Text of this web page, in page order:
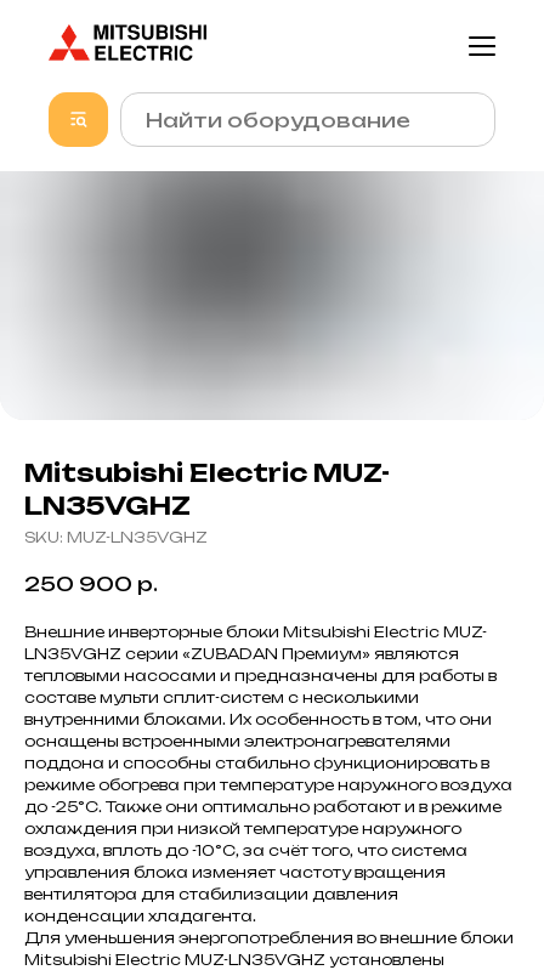
Mitsubishi Electric MUZ-
LN35VGHZ
SKU: MUZ-LN35VGHZ
250 900 р.
Внешние инверторные блоки Mitsubishi Electric MUZ-
LN35VGHZ серии «ZUBADAN Премиум» являются
тепловыми насосами и предназначены для работы в
составе мульти сплит-систем с несколькими
внутренними блоками. Их особенность в том, что они
оснащены встроенными электронагревателями
поддона и способны стабильно функционировать в
режиме обогрева при температуре наружного воздуха
до -25°С. Также они оптимально работают и в режиме
охлаждения при низкой температуре наружного
воздуха, вплоть до -10°С, за счёт того, что система
управления блока изменяет частоту вращения
вентилятора для стабилизации давления
конденсации хладагента.
Для уменьшения энергопотребления во внешние блоки
Mitsubishi Electric MUZ-LN35VGHZ установлены